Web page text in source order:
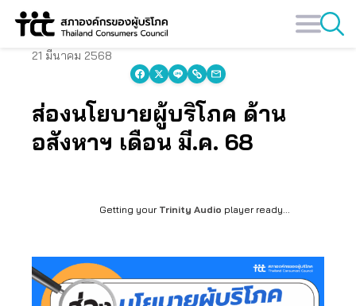
Skip
21 มีนาคม 2568
ส่องนโยบายผู้บริโภค ด้าน
อสังหาฯ เดือน มี.ค. 68
Getting your Trinity Audio player ready...